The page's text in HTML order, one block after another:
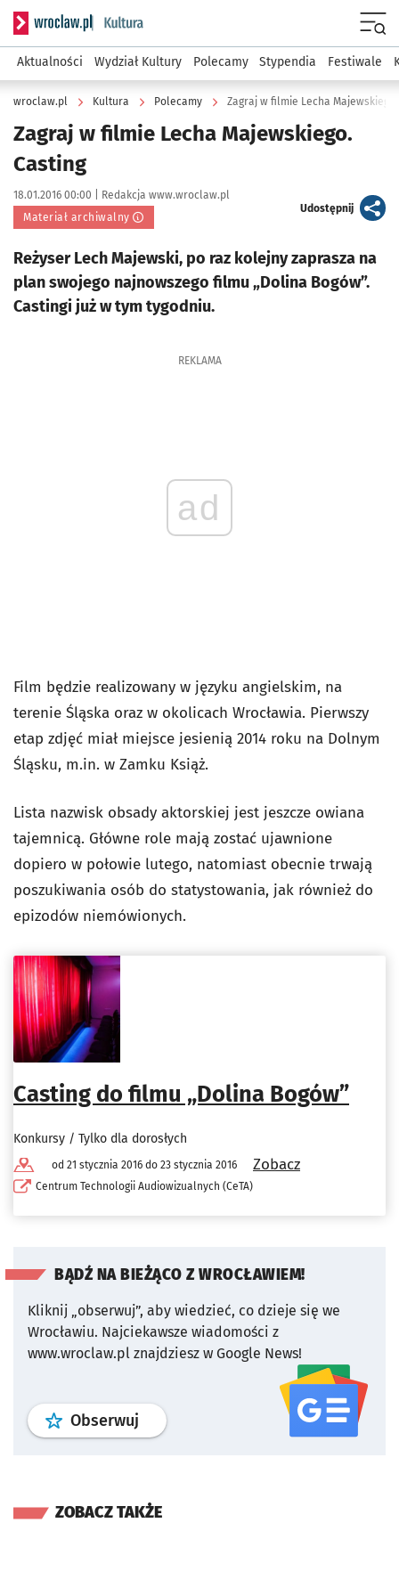
Serwis informacyjny wroclaw.pl podserwis: Kultura
Aktualności Wydział Kultury Polecamy Stypendia Festiwale
wroclaw.pl Kultura Polecamy Zagraj w filmie Lecha
Zagraj w filmie Lecha Majewskiego.
Casting
Data publikacji:
18.01.2016 00:00 | Autor:
Redakcja www.wroclaw.pl
Materiał archiwalny
Udostępnijartykuł
Reżyser Lech Majewski, po raz kolejny zaprasza na
plan swojego najnowszego filmu „Dolina Bogów”.
Castingi już w tym tygodniu.
REKLAMA
ad
Film będzie realizowany w języku angielskim, na
terenie Śląska oraz w okolicach Wrocławia. Pierwszy
etap zdjęć miał miejsce jesienią 2014 roku na Dolnym
Śląsku, m.in. w Zamku Książ.
Lista nazwisk obsady aktorskiej jest jeszcze owiana
tajemnicą. Główne role mają zostać ujawnione
dopiero w połowie lutego, natomiast obecnie trwają
poszukiwania osób do statystowania, jak również do
epizodów niemówionych.
Casting do filmu „Dolina Bogów”
Konkursy / Tylko dla dorosłych
od 21 stycznia 2016 do 23 stycznia 2016
Centrum Technologii Audiowizualnych (CeTA)
Zobacz
BĄDŹ NA BIEŻĄCO Z WROCŁAWIEM!
Kliknij „obserwuj”, aby wiedzieć, co dzieje się we
Wrocławiu. Najciekawsze wiadomości z
www.wroclaw.pl znajdziesz w Google News!
Obserwuj profil serwisu
ZOBACZ TAKŻE